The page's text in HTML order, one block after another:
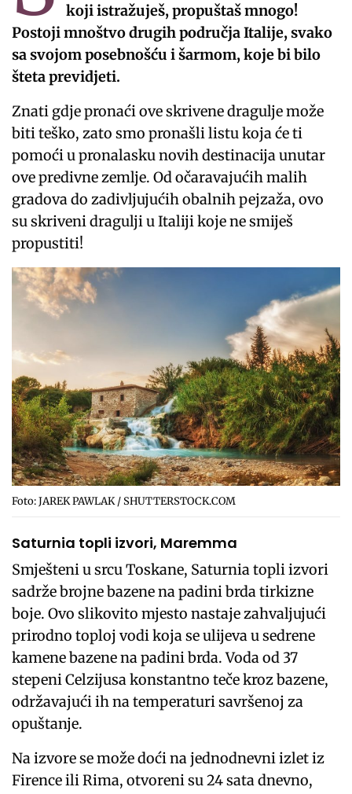
koji istražuješ, propuštaš mnogo!
Postoji mnoštvo drugih područja Italije, svako
sa svojom posebnošću i šarmom, koje bi bilo
šteta previdjeti.
Znati gdje pronaći ove skrivene dragulje može
biti teško, zato smo pronašli listu koja će ti
pomoći u pronalasku novih destinacija unutar
ove predivne zemlje. Od očaravajućih malih
gradova do zadivljujućih obalnih pejzaža, ovo
su skriveni dragulji u Italiji koje ne smiješ
propustiti!
Foto: JAREK PAWLAK / SHUTTERSTOCK.COM
Saturnia topli izvori, Maremma
Smješteni u srcu Toskane, Saturnia topli izvori
sadrže brojne bazene na padini brda tirkizne
boje. Ovo slikovito mjesto nastaje zahvaljujući
prirodno toploj vodi koja se ulijeva u sedrene
kamene bazene na padini brda. Voda od 37
stepeni Celzijusa konstantno teče kroz bazene,
održavajući ih na temperaturi savršenoj za
opuštanje.
Na izvore se može doći na jednodnevni izlet iz
Firence ili Rima, otvoreni su 24 sata dnevno,